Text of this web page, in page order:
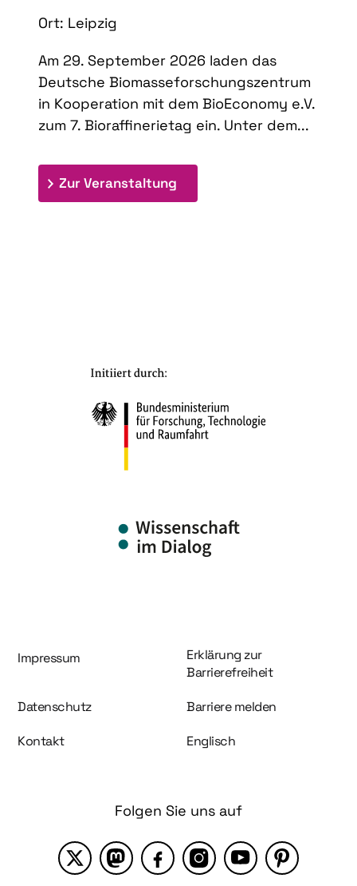
Ort: Leipzig
Am 29. September 2026 laden das
Deutsche Biomasseforschungszentrum
in Kooperation mit dem BioEconomy e.V.
zum 7. Bioraffinerietag ein. Unter dem...
Zur Veranstaltung
Information und Service
Impressum
Erklärung zur
Barrierefreiheit
Datenschutz Barriere melden
Kontakt Englisch
Folgen Sie uns auf